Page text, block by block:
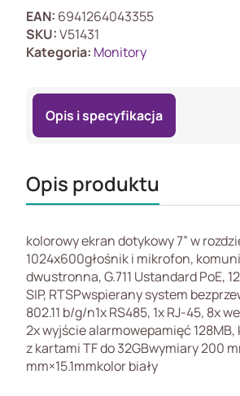
W
Monitor
IP
zasilanie
PoE,
biały
EAN: 6941264043355
SKU:V51431
Kategoria: Monitory
Opis i specyfikacja
Opis produktu
kolorowy ekran dotykowy 7” w
1024x600głośnik i mikrofon,
dwustronna, G.711 Ustandard PoE,
SIP, RTSPwspierany system
802.11 b/g/n1x RS485, 1x RJ-45, 8x
2x wyjście alarmowepamięć
z kartami TF do 32GBwymiary 200
mm×15.1mmkolor biały